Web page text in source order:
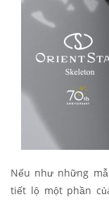
Nếu như những
tiết lộ một phần